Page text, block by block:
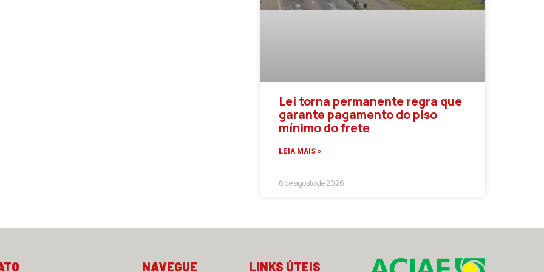
Lei torna permanente regra que
garante pagamento do piso
mínimo do frete
LEIA MAIS »
6 de agosto de 2026
NAVEGUE LINKS ÚTEIS